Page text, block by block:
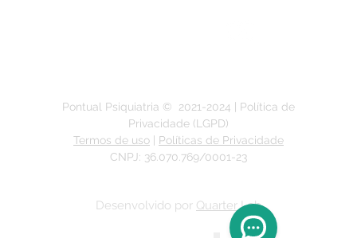
Pontual Psiquiatria © 2021-2024 | Política de
Privacidade (LGPD)
Termos de uso | Políticas de Privacidade
CNPJ: 36.070.769/0001-23
Desenvolvido por Quarter Lab